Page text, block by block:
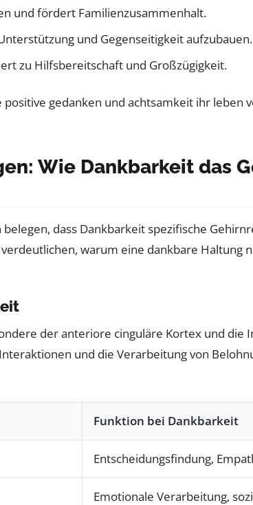
und fördert Familienzusammenhalt.
und Gegenseitigkeit aufzubauen.
zu Hilfsbereitschaft und Großzügigkeit.
Wie Dankbarkeit das
dass Dankbarkeit spezifische
warum eine dankbare Haltung
der anteriore cinguläre Kortex und die
und die Verarbeitung von
Funktion bei Dankbarkeit
Entscheidungsfindung,
Emotionale Verarbeitung,